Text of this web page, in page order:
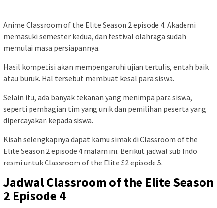
Anime Classroom of the Elite Season 2 episode 4. Akademi
memasuki semester kedua, dan festival olahraga sudah
memulai masa persiapannya.
Hasil kompetisi akan mempengaruhi ujian tertulis, entah baik
atau buruk. Hal tersebut membuat kesal para siswa.
Selain itu, ada banyak tekanan yang menimpa para siswa,
seperti pembagian tim yang unik dan pemilihan peserta yang
dipercayakan kepada siswa.
Kisah selengkapnya dapat kamu simak di Classroom of the
Elite Season 2 episode 4 malam ini. Berikut jadwal sub Indo
resmi untuk Classroom of the Elite S2 episode 5.
Jadwal Classroom of the Elite Season
2 Episode 4